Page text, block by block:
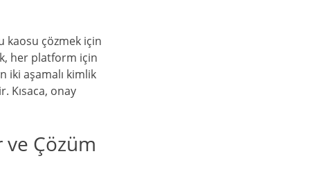
kaosu çözmek için
her platform için
iki aşamalı kimlik
Kısaca, onay
ve Çözüm